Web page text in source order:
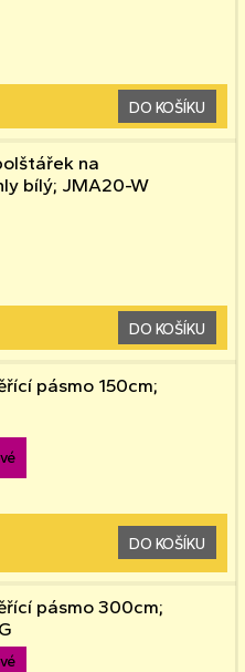
DO KOŠÍKU
na
bílý; JMA20-W
DO KOŠÍKU
pásmo 150cm;
DO KOŠÍKU
pásmo 300cm;